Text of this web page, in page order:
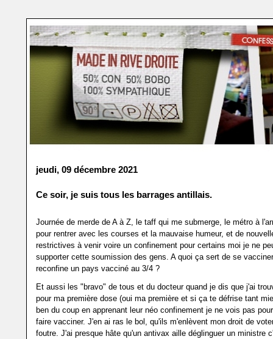
jeudi, 09 décembre 2021
Ce soir, je suis tous les barrages antillais.
Journée de merde de A à Z, le taff qui me submerge, le métro à
pour rentrer avec les courses et la mauvaise humeur, et de
restrictives à venir voire un confinement pour certains moi je ne
supporter cette soumission des gens. A quoi ça sert de se
reconfine un pays vacciné au 3/4 ?
Et aussi les "bravo" de tous et du docteur quand je dis que j'ai
pour ma première dose (oui ma première et si ça te défrise tant
ben du coup en apprenant leur néo confinement je ne vois pas
faire vacciner. J'en ai ras le bol, qu'ils m'enlèvent mon droit de
foutre. J'ai presque hâte qu'un antivax aille déglinguer un ministre